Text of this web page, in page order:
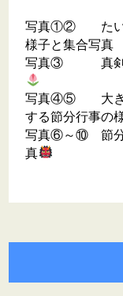
写真①② たいよ
様子と集合写真
写真③ 真剣な
写真④⑤ 大きな
する節分行事の
写真⑥～⑩ 節分
真